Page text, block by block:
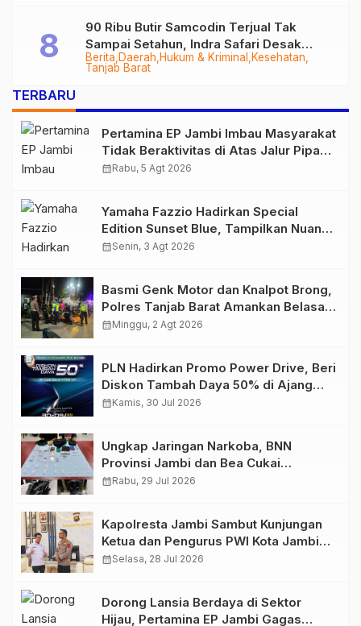
Berita Daerah Hukum & Kriminal
Kesehatan
Tanjab Barat
90 Ribu Butir Samcodin Terjual Tak
Sampai Setahun, Indra Safari Desak
Audit Menyeluruh
TERBARU
Pertamina EP Jambi Imbau Masyarakat
Tidak Beraktivitas di Atas Jalur Pipa
Migas Demi Keselamatan Bersama
calendar_monthRabu, 5 Agt 2026
Yamaha Fazzio Hadirkan Special
Edition Sunset Blue, Tampilkan Nuansa
Retro Summer yang Semakin Skena
calendar_monthSenin, 3 Agt 2026
Basmi Genk Motor dan Knalpot Brong,
Polres Tanjab Barat Amankan Belasan
Kendaraan
calendar_monthMinggu, 2 Agt 2026
PLN Hadirkan Promo Power Drive, Beri
Diskon Tambah Daya 50% di Ajang
GIIAS 2026
calendar_monthKamis, 30 Jul 2026
Ungkap Jaringan Narkoba, BNN
Provinsi Jambi dan Bea Cukai
Amankan Sembilan Pelaku beserta
calendar_monthRabu, 29 Jul 2026
Kapolresta Jambi Sambut Kunjungan
Ketua dan Pengurus PWI Kota Jambi
Perkuat Sinergi dan Kolaborasi
calendar_monthSelasa, 28 Jul 2026
Dorong Lansia Berdaya di Sektor
Hijau, Pertamina EP Jambi Gagas